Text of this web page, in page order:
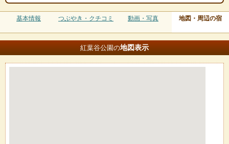
基本情報 つぶやき・クチコミ 動画・写真 地図・周辺の宿
紅葉谷公園の地図表示